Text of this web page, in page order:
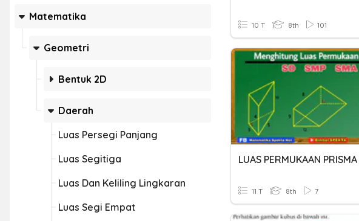
Matematika
Geometri
Bentuk 2D
Daerah
Luas Persegi Panjang
Luas Segitiga
Luas Dan Keliling Lingkaran
Luas Segi Empat
10 T 8th 101
LUAS PERMUKAAN PRISMA
11 T 8th 7